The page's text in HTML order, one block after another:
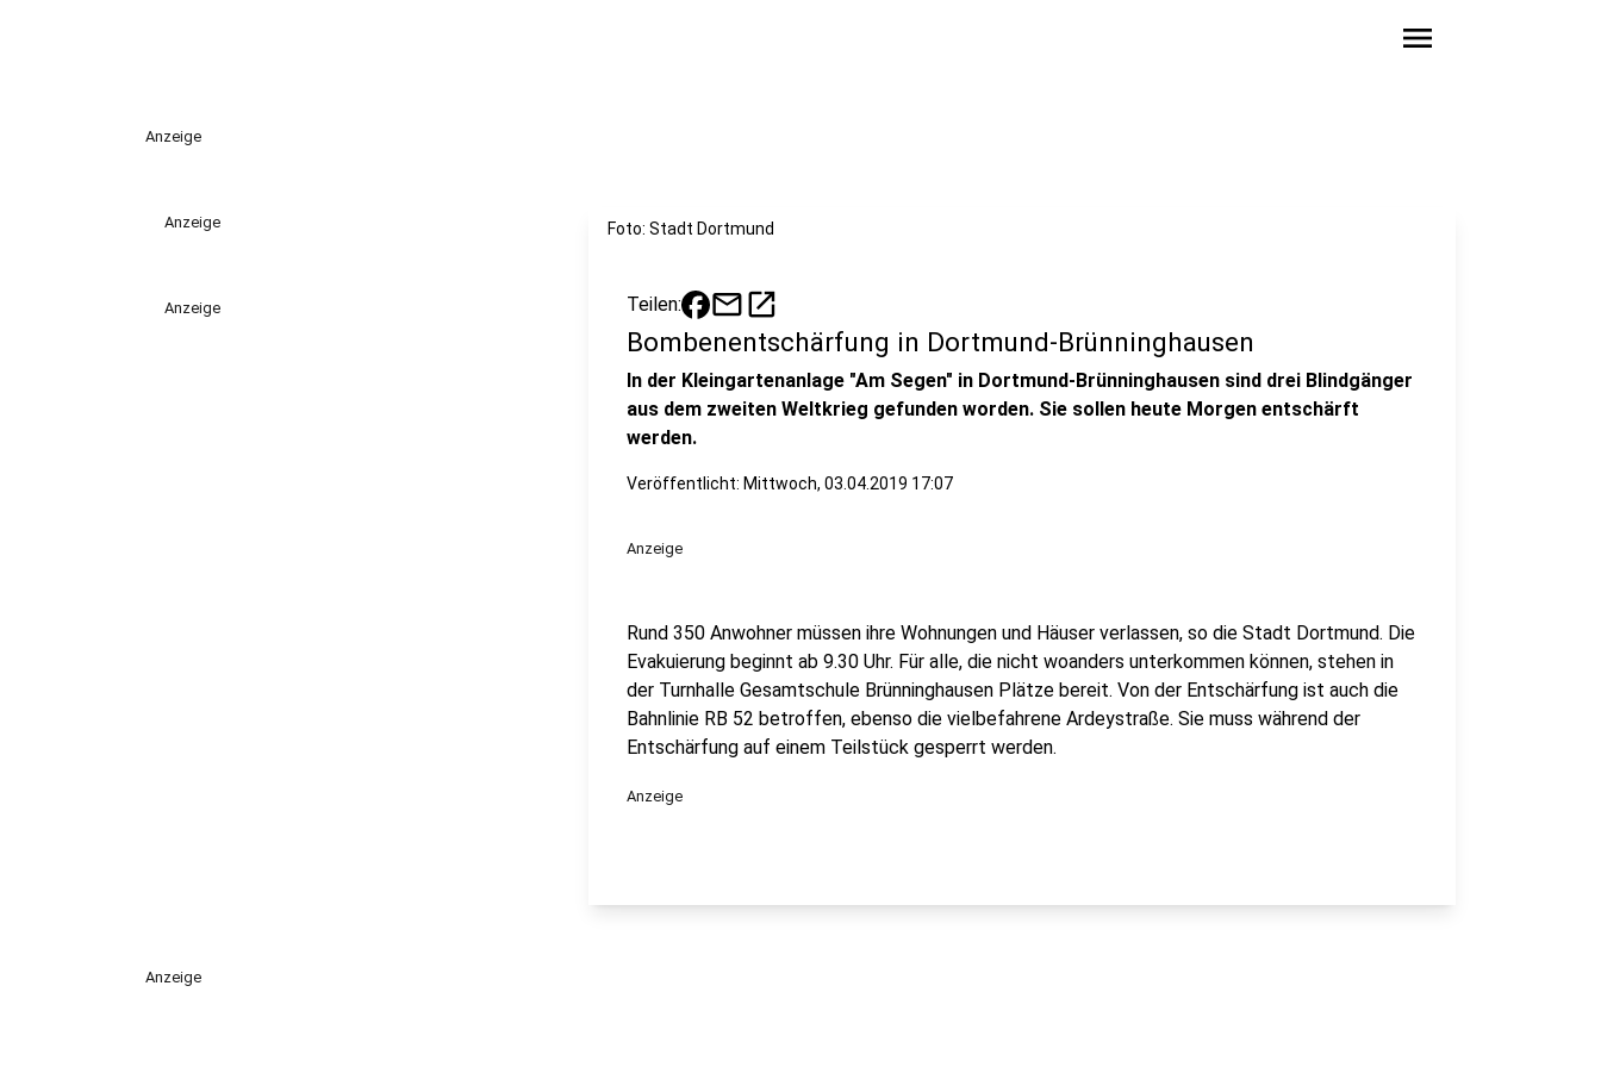
menu
Anzeige
Anzeige
Anzeige
Foto: Stadt Dortmund
Teilen: mailopen_in_new
Bombenentschärfung in Dortmund-Brünninghausen
In der Kleingartenanlage "Am Segen" in Dortmund-Brünninghausen sind drei Blindgänger
aus dem zweiten Weltkrieg gefunden worden. Sie sollen heute Morgen entschärft
werden.
Veröffentlicht: Mittwoch, 03.04.2019 17:07
Anzeige
Rund 350 Anwohner müssen ihre Wohnungen und Häuser verlassen, so die Stadt Dortmund. Die
Evakuierung beginnt ab 9.30 Uhr. Für alle, die nicht woanders unterkommen können, stehen in
der Turnhalle Gesamtschule Brünninghausen Plätze bereit. Von der Entschärfung ist auch die
Bahnlinie RB 52 betroffen, ebenso die vielbefahrene Ardeystraße. Sie muss während der
Entschärfung auf einem Teilstück gesperrt werden.
Anzeige
Anzeige